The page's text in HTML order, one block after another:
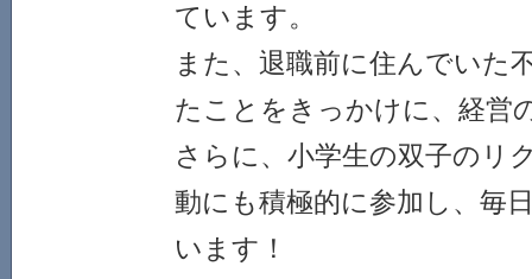
ています。
また、退職前に住んでいた
たことをきっかけに、経営
さらに、小学生の双子のリ
動にも積極的に参加し、毎
います！